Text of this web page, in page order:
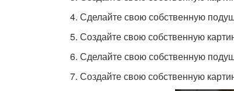
4. Сделайте свою собственную
5. Создайте свою собственную
6. Сделайте свою собственную
7. Создайте свою собственную